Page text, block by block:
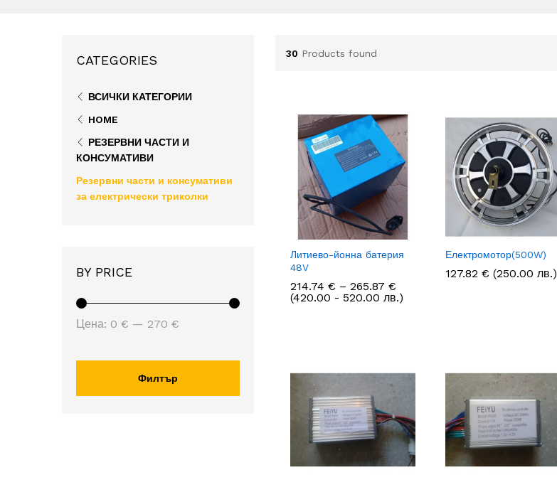
30 Products found
Литиево-йонна батерия
48V
214.74 € – 265.87 €
range:
214.74 €
(420.00 - 520.00 лв.)
214.74 € 265.87 €
Електромотор(500W)
127.82 € (250.00 лв.)
127.82 €
CATEGORIES
ВСИЧКИ КАТЕГОРИИ
HOME
РЕЗЕРВНИ ЧАСТИ И
КОНСУМАТИВИ
Резервни части и консумативи
за електрически триколки
BY PRICE
Филтър
Цена: 0 € — 270 €